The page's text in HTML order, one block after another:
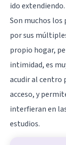
ido extendiendo.
Son muchos los
por sus
propio hogar,
intimidad, es
acudir al centro
acceso, y
interfieran en
estudios.